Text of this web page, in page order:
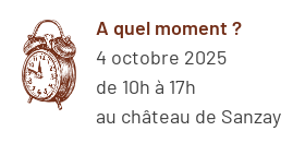
A quel moment ?
4 octobre 2025
de 10h à 17h
au château de Sanzay